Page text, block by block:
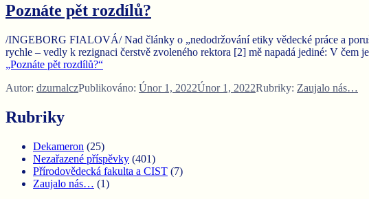
Poznáte pět rozdílů?
/INGEBORG FIALOVÁ/ Nad články o „nedodržování etiky vědecké práce a
rychle – vedly k rezignaci čerstvě zvoleného rektora [2] mě napadá jediné: V
„Poznáte pět rozdílů?“
Autor: dzurnalczPublikováno: Únor 1, 2022Únor 1, 2022Rubriky: Zaujalo nás…
Rubriky
Dekameron (25)
Nezařazené příspěvky (401)
Přírodovědecká fakulta a CIST (7)
Zaujalo nás… (1)